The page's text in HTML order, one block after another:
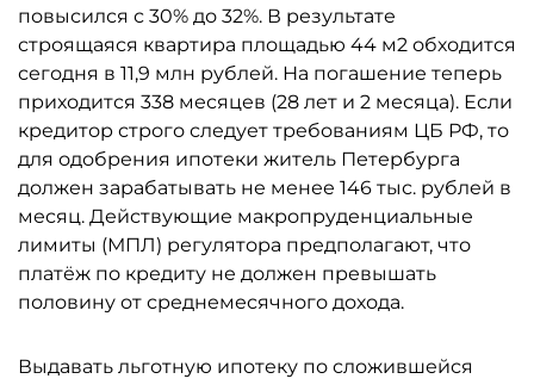
повысился с 30% до 32%. В результате
строящаяся квартира площадью 44 м2 обходится
сегодня в 11,9 млн рублей. На погашение теперь
приходится 338 месяцев (28 лет и 2 месяца). Если
кредитор строго следует требованиям ЦБ РФ, то
для одобрения ипотеки житель Петербурга
должен зарабатывать не менее 146 тыс. рублей в
месяц. Действующие макропруденциальные
лимиты (МПЛ) регулятора предполагают, что
платёж по кредиту не должен превышать
половину от среднемесячного дохода.
Выдавать льготную ипотеку по сложившейся